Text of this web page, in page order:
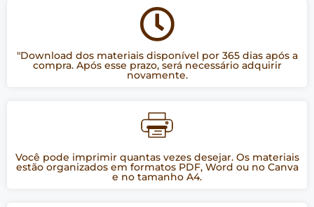
"Download dos materiais disponível por 365 dias após a
compra. Após esse prazo, será necessário adquirir
novamente.
Você pode imprimir quantas vezes desejar. Os materiais
estão organizados em formatos PDF, Word ou no Canva
e no tamanho A4.